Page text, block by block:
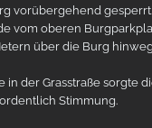
vorübergehend gesperrt.
vom oberen
über die Burg
in der Grasstraße sorgte
Stimmung.